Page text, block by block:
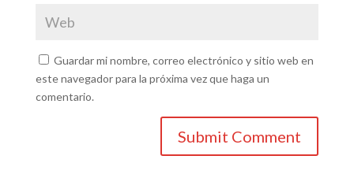
Guardar mi nombre, correo electrónico y sitio web en
este navegador para la próxima vez que haga un
comentario.